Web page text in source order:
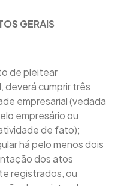
GERAIS
de pleitear
deverá cumprir três
empresarial (vedada
empresário ou
de fato);
há pelo menos dois
dos atos
registrados, ou